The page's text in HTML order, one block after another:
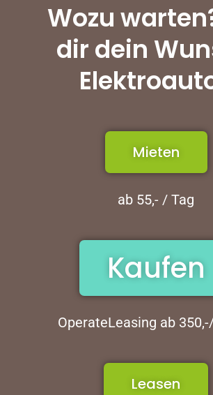
Wozu
dir dein
Mieten
ab 55,- / Tag
Kaufen
OperateLeasing ab
Leasen